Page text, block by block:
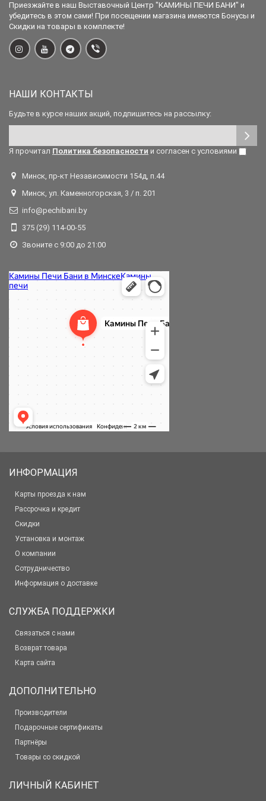
Приезжайте в наш Выставочный Центр "КАМИНЫ ПЕЧИ БАНИ" и
убедитесь в этом сами! При посещении магазина имеются Бонусы и
Скидки на товары в комплекте!
НАШИ КОНТАКТЫ
Будьте в курсе наших акций, подпишитесь на рассылку:
Я прочитал Политика безопасности и согласен с условиями
Минск, пр-кт Независимости 154д, п.44
Минск, ул. Каменногорская, 3 / п. 201
info@pechibani.by
375 (29) 114-00-55
Звоните с 9:00 до 21:00
ИНФОРМАЦИЯ
Карты проезда к нам
Рассрочка и кредит
Скидки
Установка и монтаж
О компании
Сотрудничество
Информация о доставке
СЛУЖБА ПОДДЕРЖКИ
Связаться с нами
Возврат товара
Карта сайта
ДОПОЛНИТЕЛЬНО
Производители
Подарочные сертификаты
Партнёры
Товары со скидкой
ЛИЧНЫЙ КАБИНЕТ